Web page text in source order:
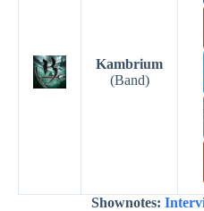
Kambrium
(Band)
Shownotes: